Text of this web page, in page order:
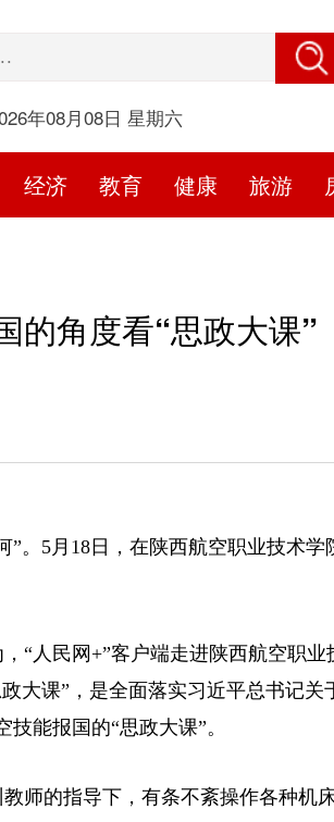
年08月08日 星期六
经济 教育 健康 旅游
的角度看“思政大课”
。5月18日，在陕西航空职业技术学
“人民网+”客户端走进陕西航空职业
大课”，是全面落实习近平总书记
能报国的“思政大课”。
师的指导下，有条不紊操作各种机